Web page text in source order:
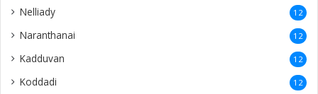
Nelliady 12
Naranthanai 12
Kadduvan 12
Koddadi 12